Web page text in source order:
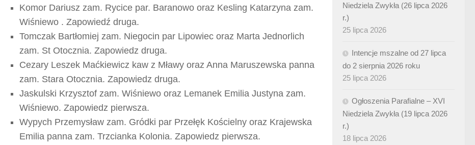
Komor Dariusz zam. Rycice par. Baranowo oraz Kesling Katarzyna zam.
Wiśniewo . Zapowiedź druga.
Tomczak Bartłomiej zam. Niegocin par Lipowiec oraz Marta Jednorlich
zam. St Otocznia. Zapowiedz druga.
Cezary Leszek Maćkiewicz kaw z Mławy oraz Anna Maruszewska panna
zam. Stara Otocznia. Zapowiedz druga.
Jaskulski Krzysztof zam. Wiśniewo oraz Lemanek Emilia Justyna zam.
Wiśniewo. Zapowiedz pierwsza.
Wypych Przemysław zam. Gródki par Przełęk Kościelny oraz Krajewska
Emilia panna zam. Trzcianka Kolonia. Zapowiedz pierwsza.
Niedziela Zwykła (26 lipca 2026
r.)
25 lipca 2026
Intencje mszalne od 27 lipca
do 2 sierpnia 2026 roku
25 lipca 2026
Ogłoszenia Parafialne – XVI
Niedziela Zwykła (19 lipca 2026
r.)
18 lipca 2026